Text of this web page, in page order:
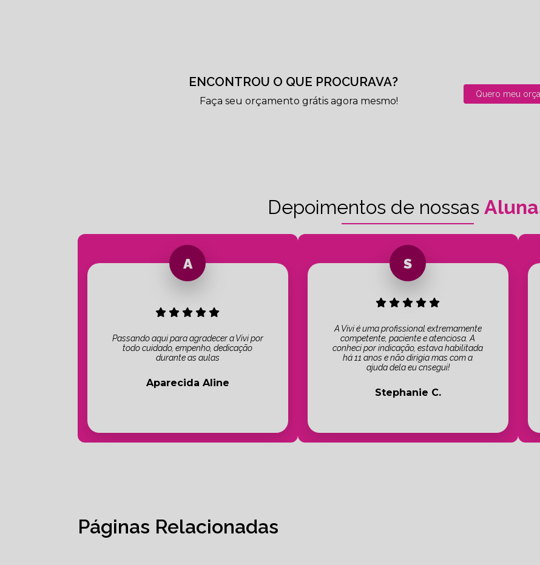
ENCONTROU O QUE PROCURAVA?
Faça seu orçamento grátis agora mesmo!
Quero meu
Depoimentos de nossas
Passando aqui para agradecer a Vivi por
todo cuidado, empenho, dedicação
durante as aulas
Aparecida Aline
A Vivi é uma profissional extremamente
competente, paciente e atenciosa. A
conheci por indicação, estava habilitada
há 11 anos e não dirigia mas com a
ajuda dela eu cnsegui!
Stephanie C.
Páginas Relacionadas